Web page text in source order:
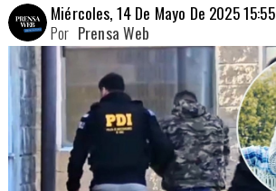
Miércoles, 14 De Mayo De 2025 15:55
Prensa Web
Por